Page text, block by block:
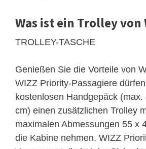
Was ist ein Trolley von
TROLLEY-TASCHE
Genießen Sie die Vorteile von
WIZZ Priority-Passagiere
kostenlosen Handgepäck (max.
cm) einen zusätzlichen Trolley
maximalen Abmessungen 55 x
die Kabine nehmen. WIZZ